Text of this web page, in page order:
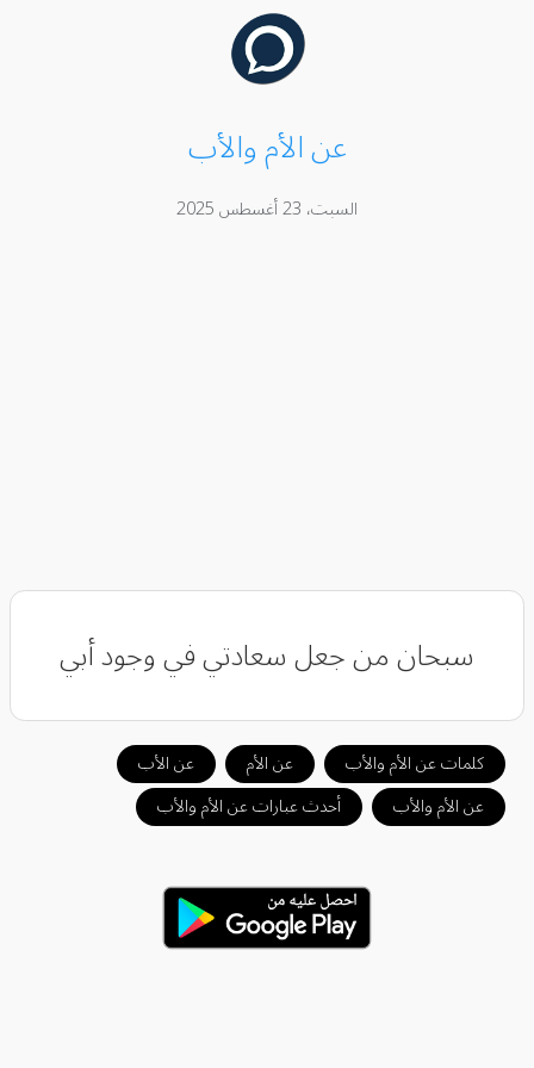
عن الأم والأب
السبت، 23 أغسطس 2025
سبحان من جعل سعادتي في وجود أبي
كلمات عن الأم والأب عن الأم
عن الأب
عن الأم والأب
أحدث عبارات عن الأم والأب